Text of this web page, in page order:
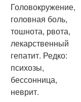
Головокружение,
головная боль,
тошнота, рвота,
лекарственный
гепатит. Редко:
психозы,
бессонница,
неврит.